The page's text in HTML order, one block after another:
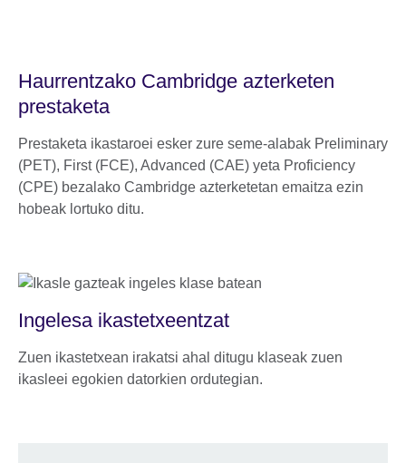
Haurrentzako Cambridge azterketen
prestaketa
Prestaketa ikastaroei esker zure seme-alabak Preliminary
(PET), First (FCE), Advanced (CAE) yeta Proficiency
(CPE) bezalako Cambridge azterketetan emaitza ezin
hobeak lortuko ditu.
Ingelesa ikastetxeentzat
Zuen ikastetxean irakatsi ahal ditugu klaseak zuen
ikasleei egokien datorkien ordutegian.